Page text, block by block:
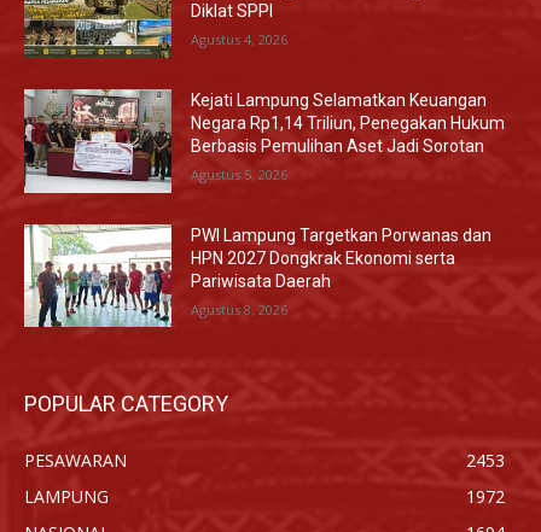
Diklat SPPI
Agustus 4, 2026
Kejati Lampung Selamatkan Keuangan
Negara Rp1,14 Triliun, Penegakan Hukum
Berbasis Pemulihan Aset Jadi Sorotan
Agustus 5, 2026
PWI Lampung Targetkan Porwanas dan
HPN 2027 Dongkrak Ekonomi serta
Pariwisata Daerah
Agustus 8, 2026
POPULAR CATEGORY
PESAWARAN
2453
LAMPUNG
1972